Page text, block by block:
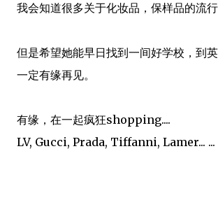
我会知道很多关于化妆品，保样品的流行
但是希望她能早日找到一间好学校，到英
一定有缘再见。
有缘，在一起疯狂shopping....
LV, Gucci, Prada, Tiffanni, Lamer... ...